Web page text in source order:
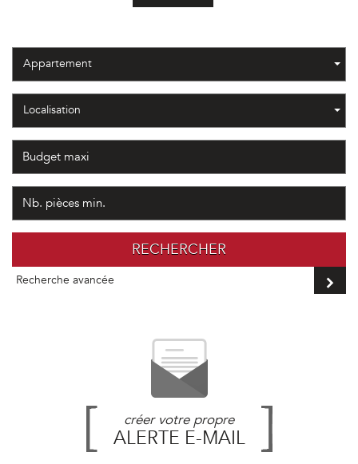
Appartement
Localisation
RECHERCHER
Recherche avancée
créer votre propre
ALERTE E-MAIL